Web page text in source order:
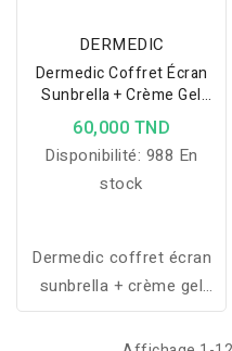
DERMEDIC
Dermedic Coffret Écran
Sunbrella + Crème Gel
Hydratante
60,000 TND
Disponibilité: 988 En
stock
Dermedic coffret écran
sunbrella + crème gel
hydratante +fouta
offerte